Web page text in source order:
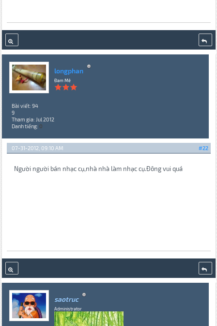
longphan
Đam Mê
Bài viết: 94
9
Tham gia: Jul 2012
Danh tiếng: 0
#22
07-31-2012, 09:10 AM
Người người bán nhạc cụ,nhà nhà làm nhạc cụ.Đông vui quá
saotruc
Administrator